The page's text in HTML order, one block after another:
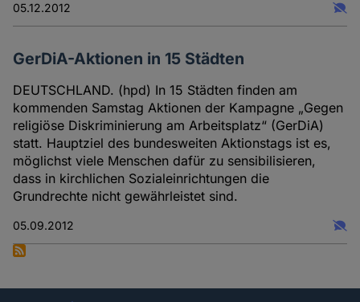
05.12.2012
GerDiA-Aktionen in 15 Städten
DEUTSCHLAND. (hpd) In 15 Städten finden am
kommenden Samstag Aktionen der Kampagne „Gegen
religiöse Diskriminierung am Arbeitsplatz“ (GerDiA)
statt. Hauptziel des bundesweiten Aktionstags ist es,
möglichst viele Menschen dafür zu sensibilisieren,
dass in kirchlichen Sozialeinrichtungen die
Grundrechte nicht gewährleistet sind.
05.09.2012